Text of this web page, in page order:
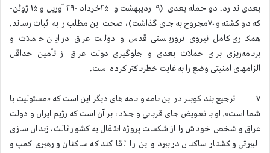
بعدی ندارد. دو حمله بعدی (۹ اردیبهشت و ۲۵خرداد -۲۹ آوریل و ۱۵ ژوئن-
که دو کشته و ۷۰مجروح به جای گذاشت)، صحت این مطلب را به اثبات رساند.
همکاری کامل نیروی تروریستی قدس و دولت عراق در این حملات و
برنامه‌ریزی برای حملات بعدی و جلوگیری دولت عراق از تأمین حداقل
الزامهای امنیتی وضع را به غایت خطرناکتر کرده است.
۷- ترجیع بند کوبلر در این نامه و نامه های دیگر این است که «مسئولیت با
شما است». او با تعویض جای قربانی و جلاد، بر آن است که رژیم ایران و دولت
عراق و شخص خودش را از شکست پروژه انتقال به کشور ثالث، زندان سازی
لیبرتی و کشتار ساکنان در ببرد و این را القا کند که ساکنان و رهبری کمپ و